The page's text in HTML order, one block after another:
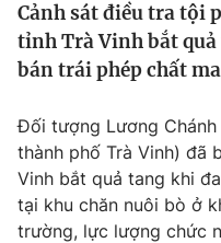
Thế giới
Tin tức
Thế giới đó đây
Câu chuyện quốc tế
Tài chính
Thị trường
Góc doanh nghiệp
Dữ liệu và đời sống
Truyền hình
Cảnh sát điều tra tội
tỉnh Trà Vinh bắt
bán trái phép chất
Đối tượng Lương
thành phố Trà Vinh) đã
Vinh bắt quả tang khi
tại khu chăn nuôi bò ở
trường, lực lượng chức